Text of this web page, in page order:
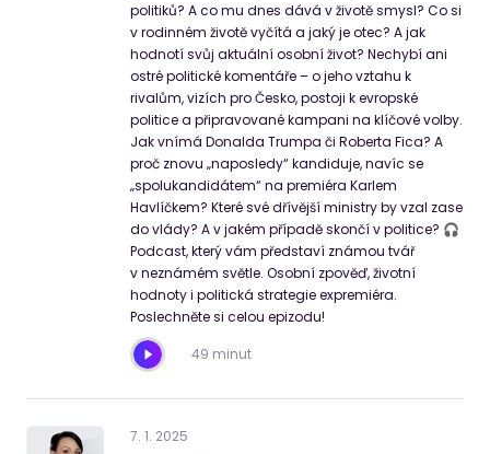
politiků? A co mu dnes dává v životě smysl? Co si
v rodinném životě vyčítá a jaký je otec? A jak
hodnotí svůj aktuální osobní život? Nechybí ani
ostré politické komentáře – o jeho vztahu k
rivalům, vizích pro Česko, postoji k evropské
politice a připravované kampani na klíčové volby.
Jak vnímá Donalda Trumpa či Roberta Fica? A
proč znovu „naposledy“ kandiduje, navíc se
„spolukandidátem“ na premiéra Karlem
Havlíčkem? Které své dřívější ministry by vzal zase
do vlády? A v jakém případě skončí v politice? 🎧
Podcast, který vám představí známou tvář
v neznámém světle. Osobní zpověď, životní
hodnoty i politická strategie expremiéra.
Poslechněte si celou epizodu!
49 minut
7. 1. 2025